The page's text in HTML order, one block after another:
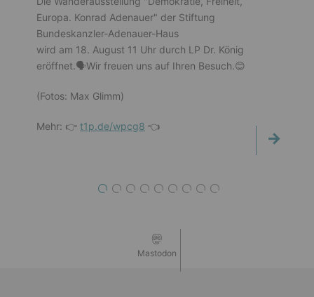
Europa. Konrad Adenauer" der Stiftung
Bundeskanzler-Adenauer-Haus
wird am 18. August 11 Uhr durch LP Dr. König
eröffnet.🗣️Wir freuen uns auf Ihren Besuch.😊
(Fotos: Max Glimm)
Mehr: 👉 t1p.de/wpcg8 👈
1 2 3 4 5 6 7 8
Mastodon